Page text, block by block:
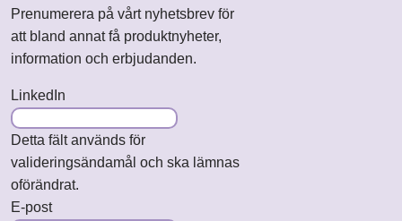
Prenumerera på vårt nyhetsbrev för
att bland annat få produktnyheter,
information och erbjudanden.
LinkedIn
Detta fält används för
valideringsändamål och ska lämnas
oförändrat.
E-post